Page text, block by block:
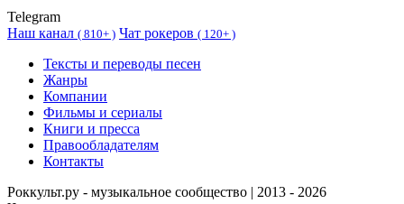
Telegram
Наш канал ( 810+ ) Чат рокеров ( 120+ )
Тексты и переводы песен
Жанры
Компании
Фильмы и сериалы
Книги и пресса
Правообладателям
Контакты
Роккульт.ру - музыкальное сообщество | 2013 - 2026